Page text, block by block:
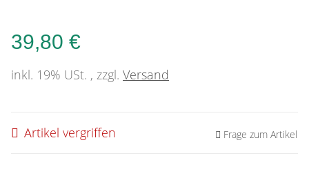
39,80 €
inkl. 19% USt. , zzgl. Versand
Artikel vergriffen Frage zum Artikel